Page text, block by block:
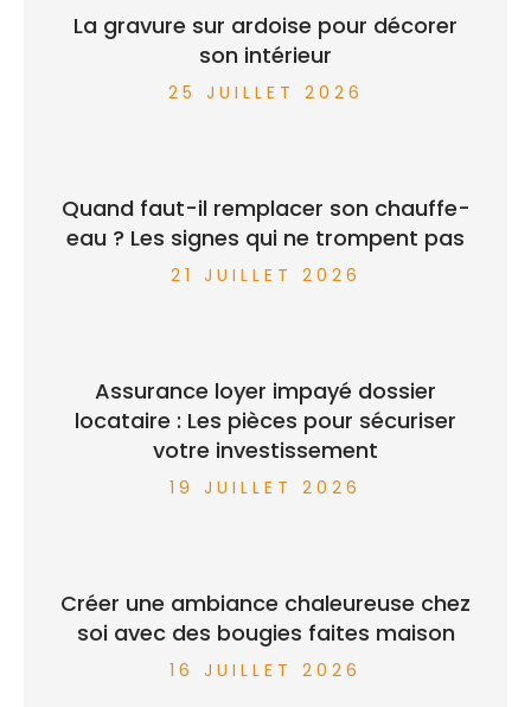
La gravure sur ardoise pour décorer
son intérieur
25 JUILLET 2026
Quand faut-il remplacer son chauffe-
eau ? Les signes qui ne trompent pas
21 JUILLET 2026
Assurance loyer impayé dossier
locataire : Les pièces pour sécuriser
votre investissement
19 JUILLET 2026
Créer une ambiance chaleureuse chez
soi avec des bougies faites maison
16 JUILLET 2026